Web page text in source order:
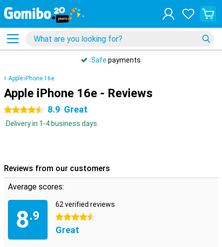
Safe payments
Apple iPhone 16e
Apple iPhone 16e - Reviews
4.5 stars 8.9 Great
Delivery in 1-4 business days
Reviews from our customers
Average scores:
8.9
62 verified reviews
4.5 stars
Great